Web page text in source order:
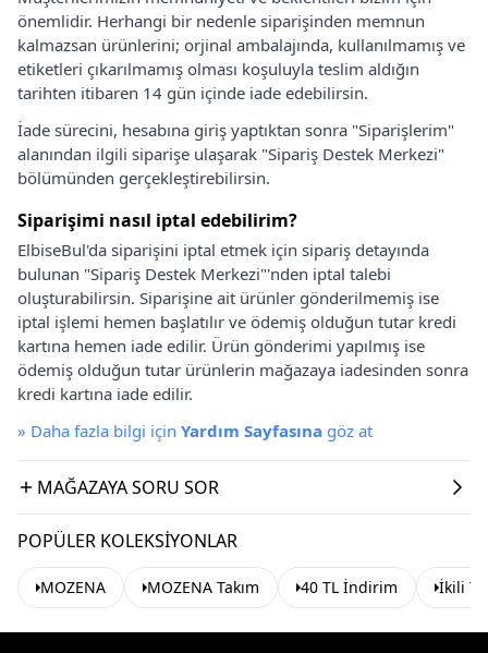
önemlidir. Herhangi bir nedenle siparişinden memnun
kalmazsan ürünlerini; orjinal ambalajında, kullanılmamış ve
etiketleri çıkarılmamış olması koşuluyla teslim aldığın
tarihten itibaren 14 gün içinde iade edebilirsin.
İade sürecini, hesabına giriş yaptıktan sonra "Siparişlerim"
alanından ilgili siparişe ulaşarak "Sipariş Destek Merkezi"
bölümünden gerçekleştirebilirsin.
Siparişimi nasıl iptal edebilirim?
ElbiseBul'da siparişini iptal etmek için sipariş detayında
bulunan "Sipariş Destek Merkezi"'nden iptal talebi
oluşturabilirsin. Siparişine ait ürünler gönderilmemiş ise
iptal işlemi hemen başlatılır ve ödemiş olduğun tutar kredi
kartına hemen iade edilir. Ürün gönderimi yapılmış ise
ödemiş olduğun tutar ürünlerin mağazaya iadesinden sonra
kredi kartına iade edilir.
» Daha fazla bilgi için Yardım Sayfasına göz at
MAĞAZAYA SORU SOR
POPÜLER KOLEKSIYONLAR
MOZENA MOZENA Takım 40 TL İndirim İkili